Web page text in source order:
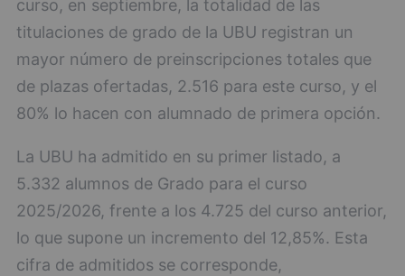
curso, en septiembre, la totalidad de las
titulaciones de grado de la UBU registran un
mayor número de preinscripciones totales que
de plazas ofertadas, 2.516 para este curso, y el
80% lo hacen con alumnado de primera opción.
La UBU ha admitido en su primer listado, a
5.332 alumnos de Grado para el curso
2025/2026, frente a los 4.725 del curso anterior,
lo que supone un incremento del 12,85%. Esta
cifra de admitidos se corresponde,